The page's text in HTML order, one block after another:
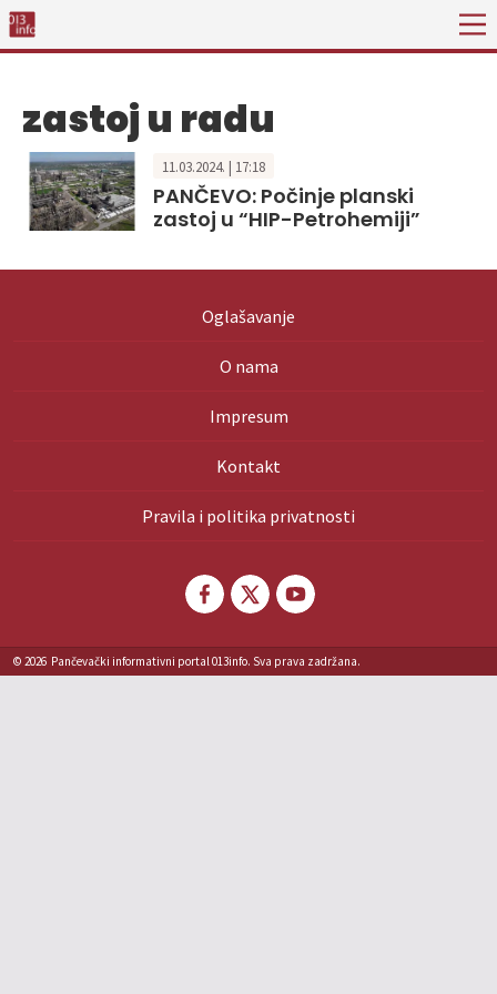
zastoj u radu
11.03.2024. | 17:18
PANČEVO: Počinje planski
zastoj u “HIP-Petrohemiji”
Oglašavanje
O nama
Impresum
Kontakt
Pravila i politika privatnosti
© 2026 Pančevački informativni portal 013info. Sva prava zadržana.